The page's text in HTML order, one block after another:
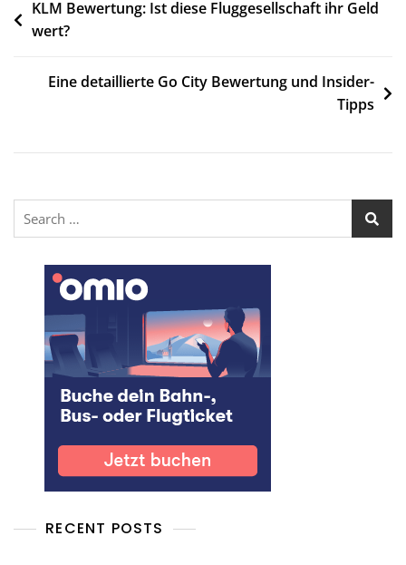
KLM Bewertung: Ist diese Fluggesellschaft ihr Geld
wert?
Eine detaillierte Go City Bewertung und Insider-
Tipps
RECENT POSTS